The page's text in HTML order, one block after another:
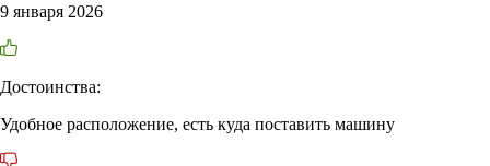
9 января 2026
Достоинства:
Удобное расположение, есть куда поставить машину